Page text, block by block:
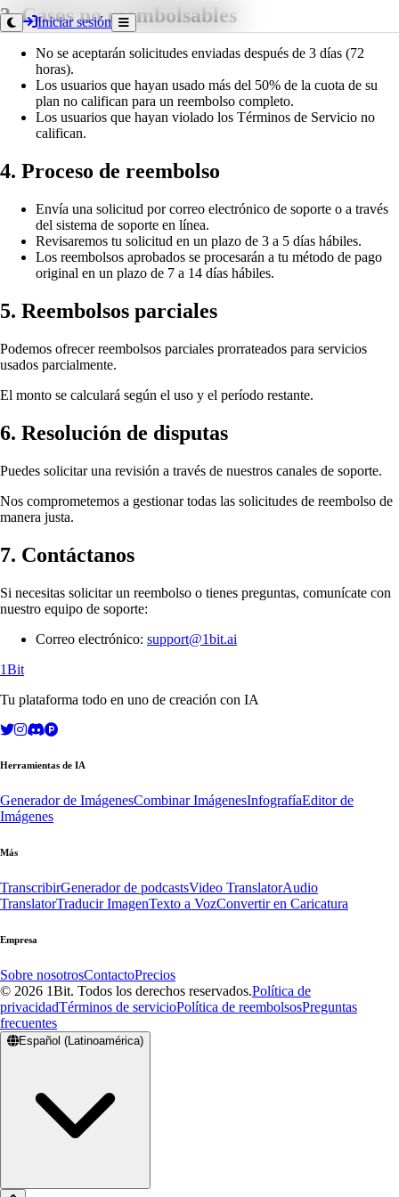
Iniciar sesión
3. Casos no reembolsables
No se aceptarán solicitudes enviadas después de 3 días (72
horas).
Los usuarios que hayan usado más del 50% de la cuota de su
plan no califican para un reembolso completo.
Los usuarios que hayan violado los Términos de Servicio no
califican.
4. Proceso de reembolso
Envía una solicitud por correo electrónico de soporte o a través
del sistema de soporte en línea.
Revisaremos tu solicitud en un plazo de 3 a 5 días hábiles.
Los reembolsos aprobados se procesarán a tu método de pago
original en un plazo de 7 a 14 días hábiles.
5. Reembolsos parciales
Podemos ofrecer reembolsos parciales prorrateados para servicios
usados parcialmente.
El monto se calculará según el uso y el período restante.
6. Resolución de disputas
Puedes solicitar una revisión a través de nuestros canales de soporte.
Nos comprometemos a gestionar todas las solicitudes de reembolso de
manera justa.
7. Contáctanos
Si necesitas solicitar un reembolso o tienes preguntas, comunícate con
nuestro equipo de soporte:
Correo electrónico: support@1bit.ai
1Bit
Tu plataforma todo en uno de creación con IA
Herramientas de IA
Generador de ImágenesCombinar ImágenesInfografíaEditor de
Imágenes
Más
TranscribirGenerador de podcastsVideo TranslatorAudio
TranslatorTraducir ImagenTexto a VozConvertir en Caricatura
Empresa
Sobre nosotrosContactoPrecios
© 2026 1Bit. Todos los derechos reservados.Política de
privacidadTérminos de servicioPolítica de reembolsosPreguntas
frecuentes
Español (Latinoamérica)